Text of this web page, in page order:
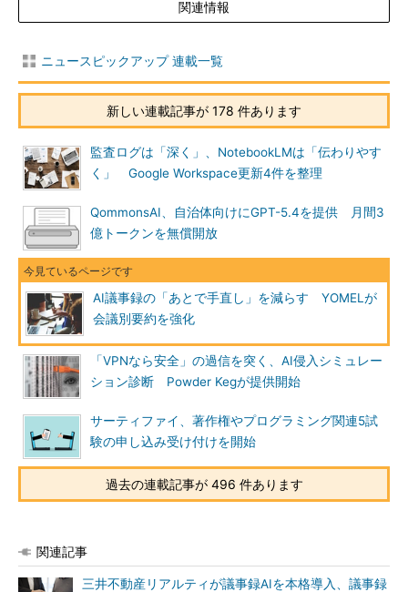
関連情報
ニュースピックアップ 連載一覧
新しい連載記事が 178 件あります
監査ログは「深く」、NotebookLMは「伝わりやす
く」 Google Workspace更新4件を整理
QommonsAI、自治体向けにGPT-5.4を提供 月間3
億トークンを無償開放
AI議事録の「あとで手直し」を減らす YOMELが
会議別要約を強化
「VPNなら安全」の過信を突く、AI侵入シミュレー
ション診断 Powder Kegが提供開始
サーティファイ、著作権やプログラミング関連5試
験の申し込み受け付けを開始
過去の連載記事が 496 件あります
関連記事
三井不動産リアルティが議事録AIを本格導入、議事録